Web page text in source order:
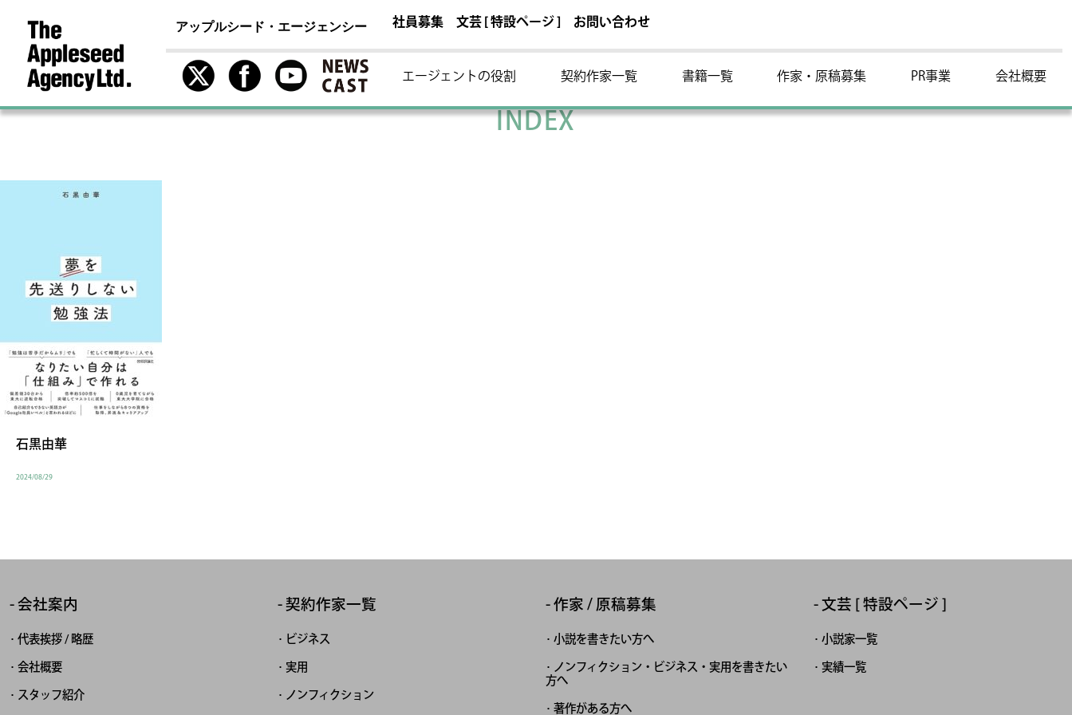
アップルシード・エージェンシー 社員募集 文芸 [ 特設ページ ] お問い合わせ
エージェントの役割 契約作家一覧 書籍一覧 作家・原稿募集 PR事業 会社概要
INDEX
石黒由華
2024/08/29
会社案内
代表挨拶 / 略歴
会社概要
スタッフ紹介
契約作家一覧
ビジネス
実用
ノンフィクション
作家 / 原稿募集
小説を書きたい方へ
ノンフィクション・ビジネス・実用を書きたい
方へ
著作がある方へ
文芸 [ 特設ページ ]
小説家一覧
実績一覧